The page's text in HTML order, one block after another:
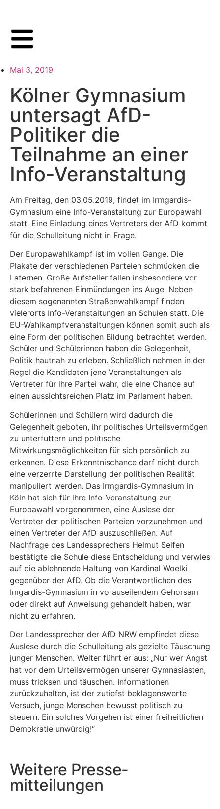
Mai 3, 2019
Kölner Gymnasium
untersagt AfD-
Politiker die
Teilnahme an einer
Info-Veranstaltung
Am Freitag, den 03.05.2019, findet im Irmgardis-
Gymnasium eine Info-Veranstaltung zur Europawahl
statt. Eine Einladung eines Vertreters der AfD kommt
für die Schulleitung nicht in Frage.
Der Europawahlkampf ist im vollen Gange. Die
Plakate der verschiedenen Parteien schmücken die
Laternen. Große Aufsteller fallen insbesondere vor
stark befahrenen Einmündungen ins Auge. Neben
diesem sogenannten Straßenwahlkampf finden
vielerorts Info-Veranstaltungen an Schulen statt. Die
EU-Wahlkampfveranstaltungen können somit auch als
eine Form der politischen Bildung betrachtet werden.
Schüler und Schülerinnen haben die Gelegenheit,
Politik hautnah zu erleben. Schließlich nehmen in der
Regel die Kandidaten jene Veranstaltungen als
Vertreter für ihre Partei wahr, die eine Chance auf
einen aussichtsreichen Platz im Parlament haben.
Schülerinnen und Schülern wird dadurch die
Gelegenheit geboten, ihr politisches Urteilsvermögen
zu unterfüttern und politische
Mitwirkungsmöglichkeiten für sich persönlich zu
erkennen. Diese Erkenntnischance darf nicht durch
eine verzerrte Darstellung der politischen Realität
manipuliert werden. Das Irmgardis-Gymnasium in
Köln hat sich für ihre Info-Veranstaltung zur
Europawahl vorgenommen, eine Auslese der
Vertreter der politischen Parteien vorzunehmen und
einen Vertreter der AfD auszuschließen. Auf
Nachfrage des Landessprechers Helmut Seifen
bestätigte die Schule diese Entscheidung und verwies
auf die ablehnende Haltung von Kardinal Woelki
gegenüber der AfD. Ob die Verantwortlichen des
Imgardis-Gymnasium in vorauseilendem Gehorsam
oder direkt auf Anweisung gehandelt haben, war
nicht zu erfahren.
Der Landessprecher der AfD NRW empfindet diese
Auslese durch die Schulleitung als gezielte Täuschung
junger Menschen. Weiter führt er aus: „Nur wer Angst
hat vor dem Urteilsvermögen unserer Gymnasiasten,
muss tricksen und täuschen. Informationen
zurückzuhalten, ist der zutiefst beklagenswerte
Versuch, junge Menschen bewusst politisch zu
steuern. Ein solches Vorgehen ist einer freiheitlichen
Demokratie unwürdig!“
Weitere Presse­
mitteilungen